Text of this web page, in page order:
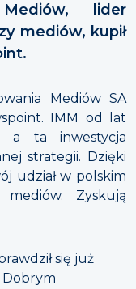
lider
mediów, kupił
Mediów SA
IMM od lat
a ta inwestycja
strategii. Dzięki
udział w polskim
Zyskują
się już